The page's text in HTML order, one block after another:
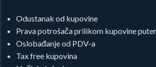
Odustanak od kupovine
Prava potrošača prilikom kupovine
Oslobađanje od PDV-a
Tax free kupovina